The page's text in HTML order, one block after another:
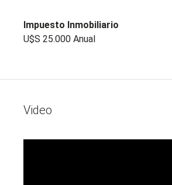
Impuesto Inmobiliario
U$S 25.000 Anual
Video